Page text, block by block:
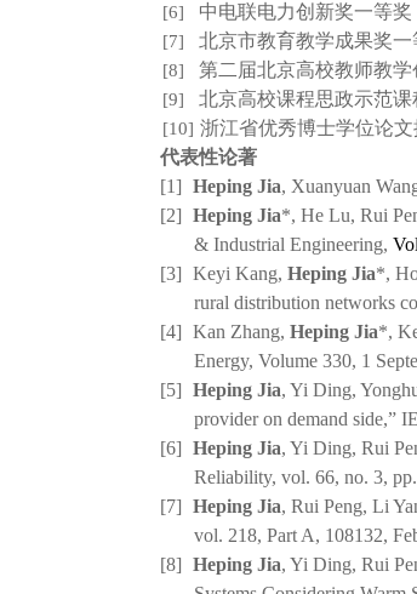
[6] 中电联电力创新奖一等奖
[7] 北京市教育教学成果奖一
[8] 第二届北京高校教师教学
[9] 北京高校课程思政示范课
[10] 浙江省优秀博士学位论文
代表性论著
[1]
Heping Jia, Xuanyuan
[2]
Heping Jia*, He Lu, Rui
& Industrial Engineering,
[3]
Keyi Kang,Heping Jia*,
rural distribution networks
[4]
Kan Zhang,Heping Jia*,
Energy, Volume 330, 1
[5]
Heping Jia, Yi Ding,
provider on demand side,”
[6]
Heping Jia, Yi Ding, Rui
Reliability, vol. 66, no. 3,
[7]
Heping Jia, Rui Peng, Li
vol. 218, Part A, 108132,
[8]
Heping Jia, Yi Ding, Rui